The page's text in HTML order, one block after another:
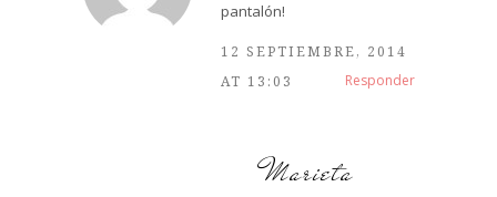
pantalón!
12 SEPTIEMBRE, 2014
AT 13:03
Responder
Marieta